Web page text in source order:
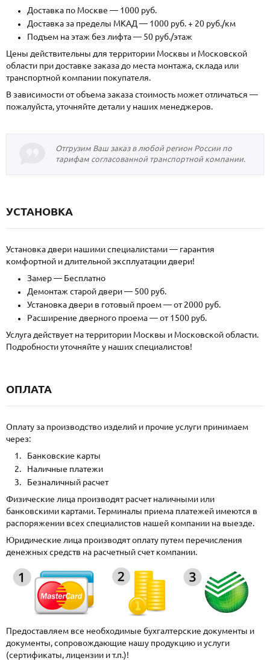
Доставка по Москве — 1000 руб.
Доставка за пределы МКАД — 1000 руб. + 20 руб./км
Подъем на этаж без лифта — 50 руб./этаж
Цены действительны для территории Москвы и Московской
области при доставке заказа до места монтажа, склада или
транспортной компании покупателя.
В зависимости от объема заказа стоимость может отличаться —
пожалуйста, уточняйте детали у наших менеджеров.
Отгрузим Ваш заказ в любой регион России по
тарифам согласованной транспортной компании.
УСТАНОВКА
Установка двери нашими специалистами — гарантия
комфортной и длительной эксплуатации двери!
Замер — Бесплатно
Демонтаж старой двери — 500 руб.
Установка двери в готовый проем — от 2000 руб.
Расширение дверного проема — от 1500 руб.
Услуга действует на территории Москвы и Московской области.
Подробности уточняйте у наших специалистов!
ОПЛАТА
Оплату за производство изделий и прочие услуги принимаем
через:
Банковские карты
Наличные платежи
Безналичный расчет
Физические лица производят расчет наличными или
банковскими картами. Терминалы приема платежей имеются в
распоряжении всех специалистов нашей компании на выезде.
Юридические лица производят оплату путем перечисления
денежных средств на расчетный счет компании.
Предоставляем все необходимые бухгалтерские документы и
документы, сопровождающие нашу продукцию и услуги
(сертификаты, лицензии и т.п.)!